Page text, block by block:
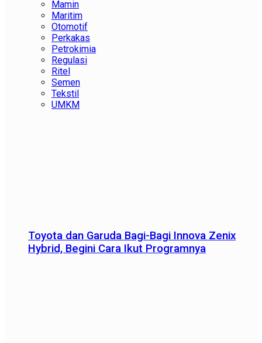
Mamin
Maritim
Otomotif
Perkakas
Petrokimia
Regulasi
Ritel
Semen
Tekstil
UMKM
Toyota dan Garuda Bagi-Bagi Innova Zenix
Hybrid, Begini Cara Ikut Programnya